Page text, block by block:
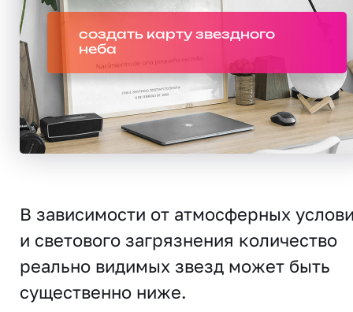
создать карту звездного
неба
В зависимости от атмосферных
и светового загрязнения количество
реально видимых звезд может быть
существенно ниже.